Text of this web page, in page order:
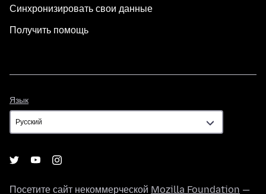
Синхронизировать свои данные
Получить помощь
Язык
Посетите сайт некоммерческой Mozilla Foundation —